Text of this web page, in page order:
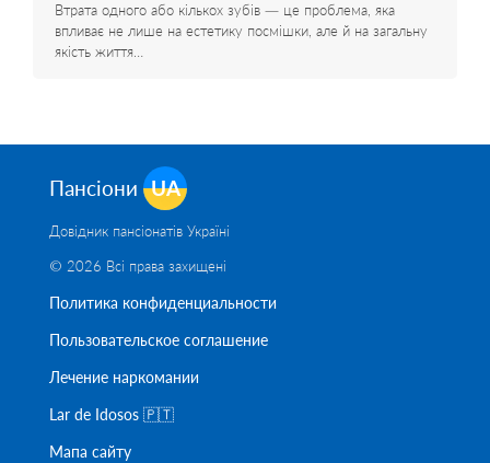
Втрата одного або кількох зубів — це проблема, яка
впливає не лише на естетику посмішки, але й на загальну
якість життя…
Пансіони UA
Довідник пансіонатів Україні
© 2026 Всі права захищені
Политика конфиденциальности
Пользовательское соглашение
Лечение наркомании
Lar de Idosos 🇵🇹
Мапа сайту